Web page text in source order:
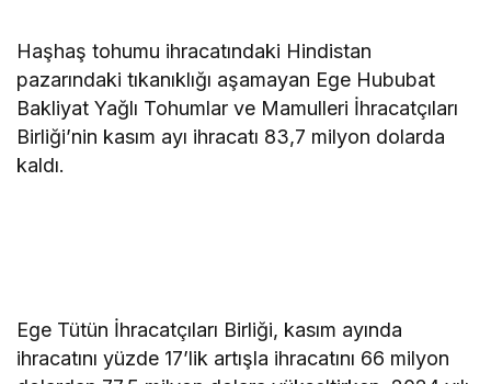
Haşhaş tohumu ihracatındaki Hindistan
pazarındaki tıkanıklığı aşamayan Ege Hububat
Bakliyat Yağlı Tohumlar ve Mamulleri İhracatçıları
Birliği’nin kasım ayı ihracatı 83,7 milyon dolarda
kaldı.
Ege Tütün İhracatçıları Birliği, kasım ayında
ihracatını yüzde 17’lik artışla ihracatını 66 milyon